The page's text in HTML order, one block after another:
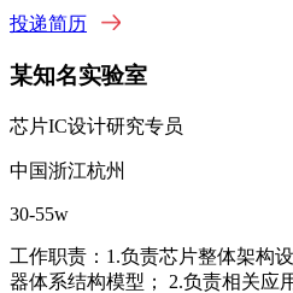
投递简历
某知名实验室
芯片IC设计研究专员
中国浙江杭州
30-55w
工作职责：1.负责芯片整体架构
器体系结构模型； 2.负责相关应